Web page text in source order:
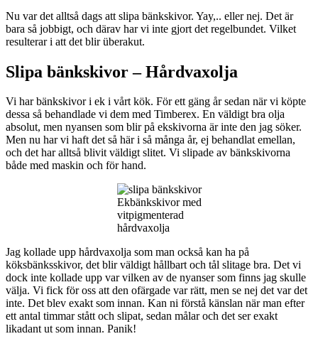
Nu var det alltså dags att slipa bänkskivor. Yay,.. eller nej. Det är
bara så jobbigt, och därav har vi inte gjort det regelbundet. Vilket
resulterar i att det blir überakut.
Slipa bänkskivor – Hårdvaxolja
Vi har bänkskivor i ek i vårt kök. För ett gäng år sedan när vi köpte
dessa så behandlade vi dem med Timberex. En väldigt bra olja
absolut, men nyansen som blir på ekskivorna är inte den jag söker.
Men nu har vi haft det så här i så många år, ej behandlat emellan,
och det har alltså blivit väldigt slitet. Vi slipade av bänkskivorna
både med maskin och för hand.
Ekbänkskivor med
vitpigmenterad
hårdvaxolja
Jag kollade upp hårdvaxolja som man också kan ha på
köksbänksskivor, det blir väldigt hållbart och tål slitage bra. Det vi
dock inte kollade upp var vilken av de nyanser som finns jag skulle
välja. Vi fick för oss att den ofärgade var rätt, men se nej det var det
inte. Det blev exakt som innan. Kan ni förstå känslan när man efter
ett antal timmar stått och slipat, sedan målar och det ser exakt
likadant ut som innan. Panik!